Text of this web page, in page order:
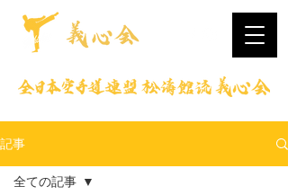
記事
全ての記事